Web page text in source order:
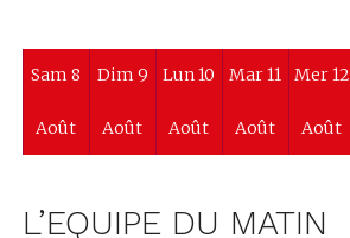
Sam 8
Août
Dim 9
Août
Lun 10
Août
Mar 11
Août
Mer 12
Août
L’EQUIPE DU MATIN